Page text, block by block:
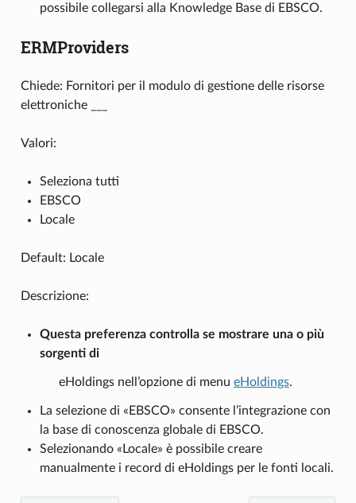
possibile collegarsi alla Knowledge Base di EBSCO.
ERMProviders
Chiede: Fornitori per il modulo di gestione delle risorse
elettroniche ___
Valori:
Seleziona tutti
EBSCO
Locale
Default: Locale
Descrizione:
Questa preferenza controlla se mostrare una o più
sorgenti di
eHoldings nell’opzione di menu eHoldings.
La selezione di «EBSCO» consente l’integrazione con
la base di conoscenza globale di EBSCO.
Selezionando «Locale» è possibile creare
manualmente i record di eHoldings per le fonti locali.